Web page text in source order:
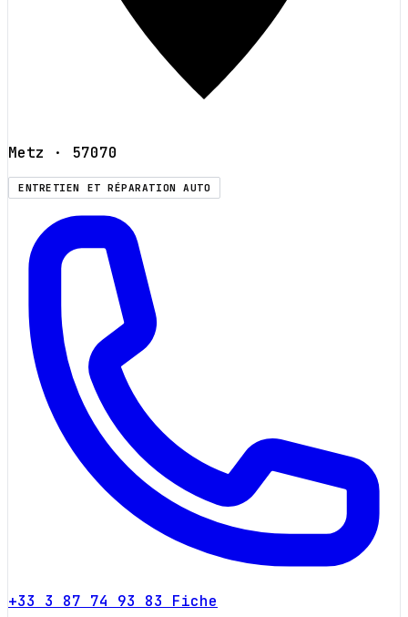
Metz · 57070
ENTRETIEN ET RÉPARATION AUTO
+33 3 87 74 93 83 Fiche